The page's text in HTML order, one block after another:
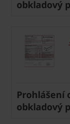
obkladový
Prohlášení
obkladový